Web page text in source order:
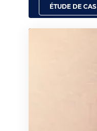
ÉTUDE DE CAS